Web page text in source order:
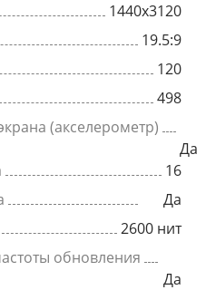
1440x3120
19.5:9
120
498
(акселерометр)
Да
16
Да
2600 нит
обновления
Да